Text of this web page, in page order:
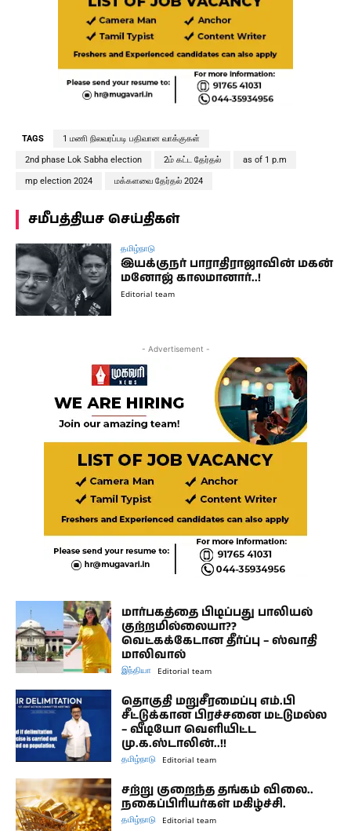
TAGS 1 மணி நிலவரப்படி பதிவான வாக்குகள்
2nd phase Lok Sabha election 2ம் கட்ட தேர்தல் as of 1 p.m
mp election 2024 மக்களவை தேர்தல் 2024
சமீபத்தியச செய்திகள்
தமிழ்நாடு
இயக்குநர் பாராதிராஜாவின் மகன்
மனோஜ் காலமானார்..!
Editorial team
- Advertisement -
மார்பகத்தை பிடிப்பது பாலியல்
குற்றமில்லையா??
வெட்கக்கேடான தீர்ப்பு – ஸ்வாதி
மாலிவால்
இந்தியா Editorial team
தொகுதி மறுசீரமைப்பு எம்.பி
சீட்டுக்கான பிரச்சனை மட்டுமல்ல
– வீடியோ வெளியிட்ட
மு.க.ஸ்டாலின்..!!
தமிழ்நாடு Editorial team
சற்று குறைந்த தங்கம் விலை..
நகைப்பிரியர்கள் மகிழ்ச்சி.
தமிழ்நாடு Editorial team